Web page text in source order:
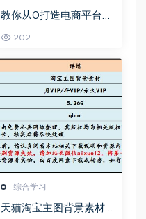
教你从0打造电商平台前
资源打包下载
202
综合学习
天猫淘宝主图背景素材